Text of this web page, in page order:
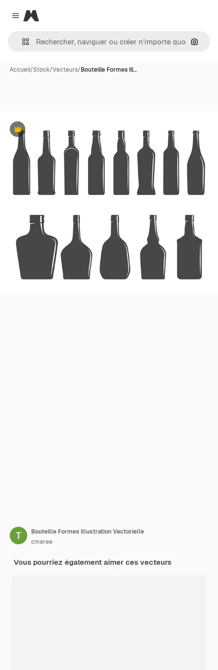
Close menu
Magnific
Accueil/Stock/Vecteurs/Bouteille Formes Ill…
Premium
Bouteille Formes Illustration Vectorielle
cmeree
Vous pourriez également aimer ces vecteurs